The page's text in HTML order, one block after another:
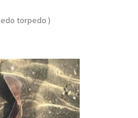
torpedo )